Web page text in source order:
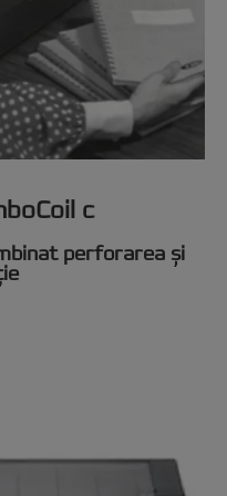
c
perforarea și